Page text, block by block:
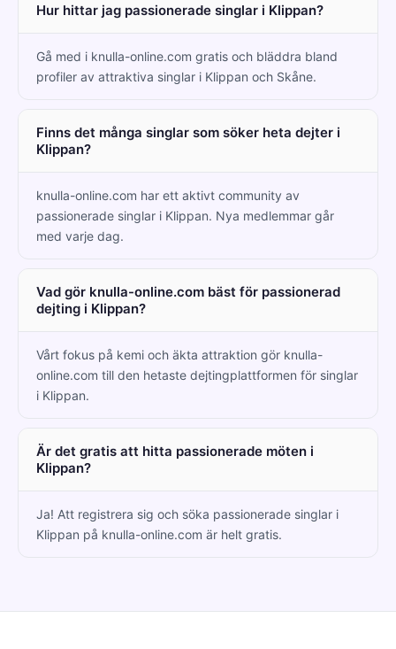
Hur hittar jag passionerade singlar i Klippan?
Gå med i knulla-online.com gratis och bläddra bland
profiler av attraktiva singlar i Klippan och Skåne.
Finns det många singlar som söker heta dejter i
Klippan?
knulla-online.com har ett aktivt community av
passionerade singlar i Klippan. Nya medlemmar går
med varje dag.
Vad gör knulla-online.com bäst för passionerad
dejting i Klippan?
Vårt fokus på kemi och äkta attraktion gör knulla-
online.com till den hetaste dejtingplattformen för singlar
i Klippan.
Är det gratis att hitta passionerade möten i
Klippan?
Ja! Att registrera sig och söka passionerade singlar i
Klippan på knulla-online.com är helt gratis.